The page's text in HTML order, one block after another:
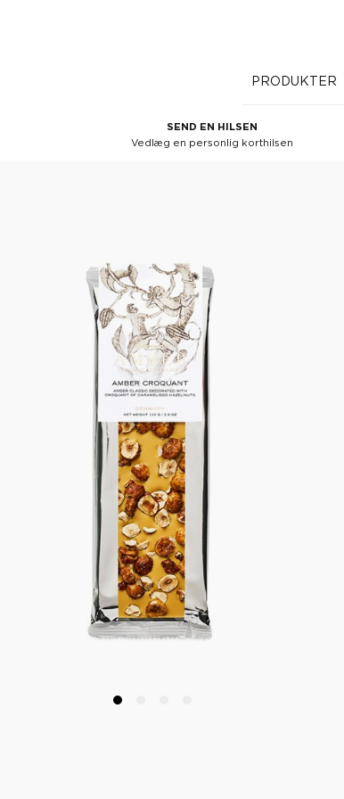
PRODUKTER
SEND EN HILSEN
Vedlæg en personlig korthilsen